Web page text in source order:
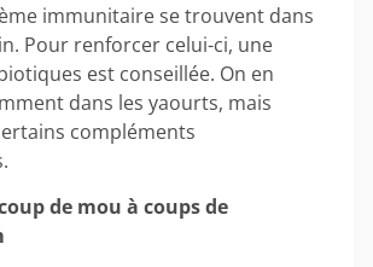
immunitaire se trouvent dans
Pour renforcer celui-ci, une
est conseillée. On en
dans les yaourts, mais
compléments
de mou à coups de